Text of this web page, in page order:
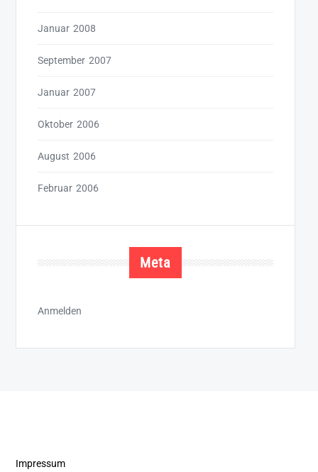
Januar 2008
September 2007
Januar 2007
Oktober 2006
August 2006
Februar 2006
Meta
Anmelden
Impressum